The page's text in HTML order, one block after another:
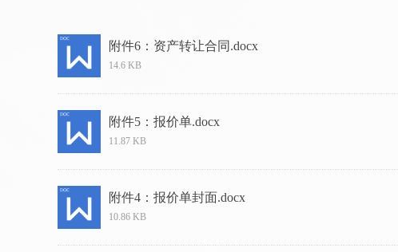
附件6：资产转让合同.docx
14.6 KB
附件5：报价单.docx
11.87 KB
附件4：报价单封面.docx
10.86 KB